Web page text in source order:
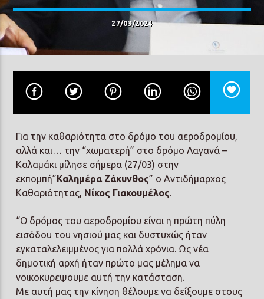
Prisma Radio 90,2
27/03/2024
Για την καθαριότητα στο δρόμο του αεροδρομίου,
αλλά και… την “χωματερή” στο δρόμο Λαγανά –
Καλαμάκι μίλησε σήμερα (27/03) στην
εκπομπή”Καλημέρα Ζάκυνθος” ο Αντιδήμαρχος
Καθαριότητας, Νίκος Γιακουμέλος.
“Ο δρόμος του αεροδρομίου είναι η πρώτη πύλη
εισόδου του νησιού μας και δυστυχώς ήταν
εγκαταλελειμμένος για πολλά χρόνια. Ως νέα
δημοτική αρχή ήταν πρώτο μας μέλημα να
νοικοκυρεψουμε αυτή την κατάσταση.
Με αυτή μας την κίνηση θέλουμε να δείξουμε στους